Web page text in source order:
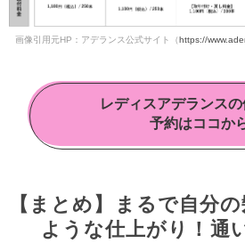
画像引用元HP：アデランス公式サイト（https://
レディスアデランス
予約はココか
【まとめ】まるで自分
ような仕上がり！通